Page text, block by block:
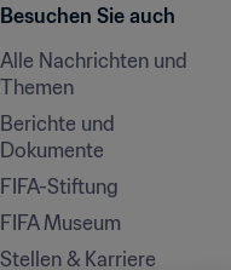
Besuchen Sie auch
Alle Nachrichten und
Themen
Berichte und
Dokumente
FIFA-Stiftung
FIFA Museum
Stellen & Karriere